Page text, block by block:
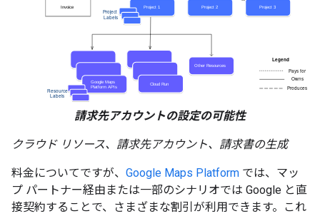
請求先アカウントの設定の可能性
クラウド リソース、請求先アカウント、請求書の生成
料金についてですが、 Google Maps Platform では、マッ
プ パートナー経由または一部のシナリオでは Google と直
接契約することで、さまざまな割引が利用できます。これ